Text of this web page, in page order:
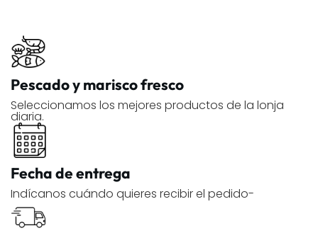
Pescado y marisco fresco
Seleccionamos los mejores productos de la lonja
diaria.
Fecha de entrega
Indícanos cuándo quieres recibir el pedido-